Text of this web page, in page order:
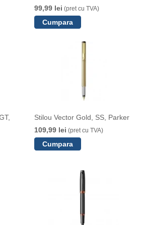
99,99 lei (pret cu TVA)
Stilou Vector Gold, SS, Parker
109,99 lei (pret cu TVA)